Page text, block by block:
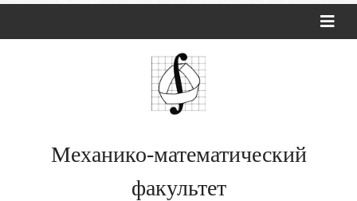
Механико-математический
факультет